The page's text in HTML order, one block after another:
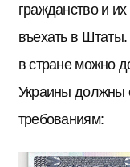
гражданство и
въехать в
в стране можно
Украины должны
требованиям: